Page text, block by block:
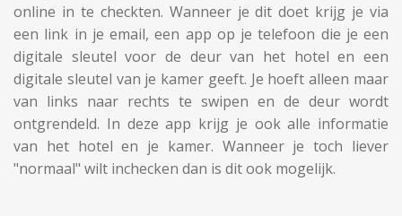
online in te checkten. Wanneer je dit doet krijg je via
een link in je email, een app op je telefoon die je een
digitale sleutel voor de deur van het hotel en een
digitale sleutel van je kamer geeft. Je hoeft alleen maar
van links naar rechts te swipen en de deur wordt
ontgrendeld. In deze app krijg je ook alle informatie
van het hotel en je kamer. Wanneer je toch liever
"normaal" wilt inchecken dan is dit ook mogelijk.